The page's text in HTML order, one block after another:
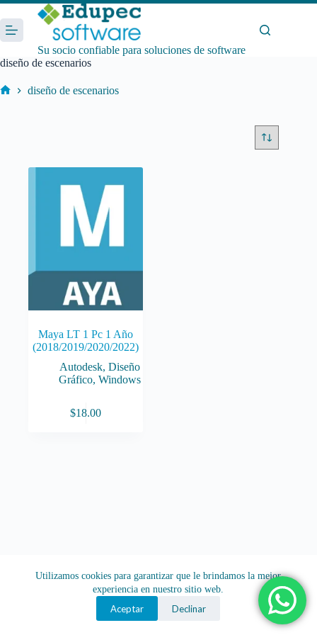
Saltar
al
contenido
Utilizamos cookies para garantizar que le brindamos la mejor
experiencia en nuestro sitio web.
Aceptar Declinar
Su socio confiable para soluciones de software
diseño de escenarios
diseño de escenarios
Maya LT 1 Pc 1 Año
(2018/2019/2020/2022)
Autodesk,Diseño
Gráfico,Windows
$18.00